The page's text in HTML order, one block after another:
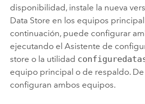
disponibilidad, instale la nueva
Data Store en los equipos
continuación, puede configurar
ejecutando el Asistente de
store o la utilidad
equipo principal o de respaldo. De
configuran ambos equipos.